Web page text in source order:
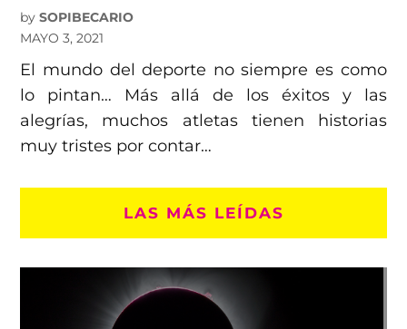
by SOPIBECARIO
MAYO 3, 2021
El mundo del deporte no siempre es como
lo pintan… Más allá de los éxitos y las
alegrías, muchos atletas tienen historias
muy tristes por contar…
LAS MÁS LEÍDAS